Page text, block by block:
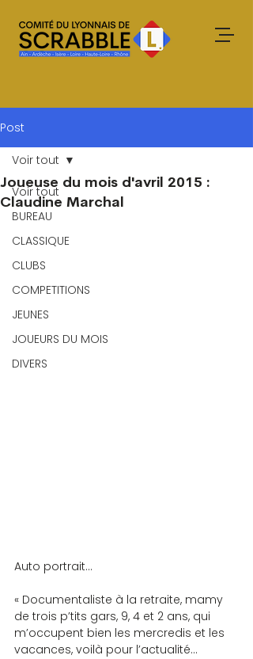
Post
Voir tout
BUREAU
CLASSIQUE
CLUBS
COMPETITIONS
JEUNES
JOUEURS DU MOIS
DIVERS
Voir tout
Joueuse du mois d'avril 2015 :
Claudine Marchal
Auto portrait…
« Documentaliste à la retraite, mamy
de trois p’tits gars, 9, 4 et 2 ans, qui
m’occupent bien les mercredis et les
vacances, voilà pour l’actualité…